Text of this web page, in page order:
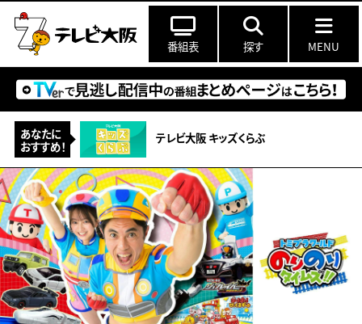
番組表 探す MENU
あなたに
おすすめ！
テレビ大阪 キッズくらぶ